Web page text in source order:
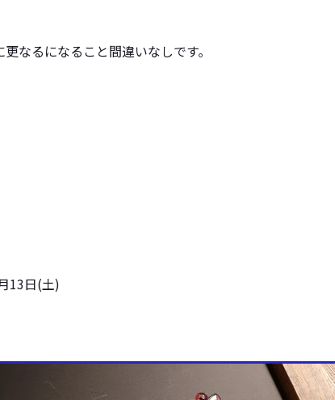
なるになること間違いなしです。
13日(土)